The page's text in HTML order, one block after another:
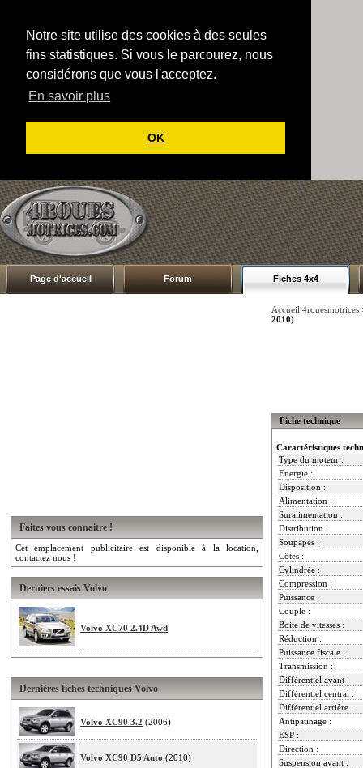
Notre site utilise des cookies à des seules
fins statistiques. Si vous le parcourez, nous
considérons que vous l'acceptez.
En savoir plus
OK
Page d'accueil Forum Fiches 4x4
Faites vous connaitre !
Cet emplacement publicitaire est disponible à la location,
contactez nous !
Derniers essais Volvo
Volvo XC70 2.4D Awd
Dernières fiches techniques Volvo
Volvo XC90 3.2 (2006)
Volvo XC90 D5 Auto (2010)
Accueil 4rouesmotrices
2010)
Fiche technique
Caractéristiques
Type du moteur :
Energie :
Disposition :
Alimentation :
Suralimentation :
Distribution :
Soupapes :
Côtes :
Cylindrée :
Compression :
Puissance :
Couple :
Boite de vitesses :
Réduction :
Puissance fiscale :
Transmission :
Différentiel avant :
Différentiel central :
Différentiel arrière :
Antipatinage :
ESP :
Direction :
Suspension avant :